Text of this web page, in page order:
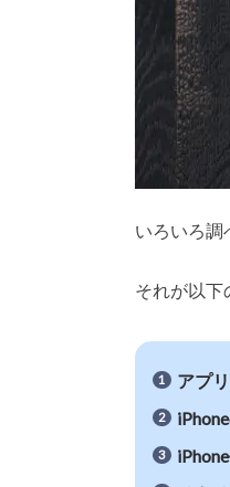
いろいろ調
それが以下
アプ